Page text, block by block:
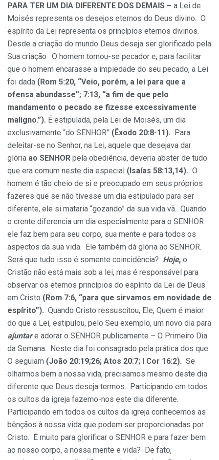
PARA TER UM DIA DIFERENTE DOS DEMAIS – a Lei de
Moisés representa os desejos eternos do Deus divino. O
espírito da Lei representa os princípios eternos divinos.
Desde a criação do mundo Deus deseja ser glorificado pela
Sua criação. O homem tornou-se pecador e, para facilitar
que o homem encarasse a impiedade do seu pecado, a Lei
foi dada (Rom 5:20, “Veio, porém, a lei para que a
ofensa abundasse”; 7:13, “a fim de que pelo
mandamento o pecado se fizesse excessivamente
maligno.”). É estipulada, pela Lei de Moisés, um dia
exclusivamente “do SENHOR” (Êxodo 20:8-11). Para
deleitar-se no Senhor, na Lei, aquele que desejava dar
glória ao SENHOR pela obediência, deveria abster de tudo
que era comum neste dia especial (Isaías 58:13,14). O
homem é tão cheio de si e preocupado em seus próprios
fazeres que se não tivesse um dia estipulado para ser
diferente, ele si mataria “gozando” da sua vida vã. Quando
o crente diferencia um dia especialmente para o SENHOR
ele faz bem para seu corpo, sua mente e para todos os
aspectos da sua vida. Ele também dá glória ao SENHOR.
Será que tudo isso é somente coincidência? Hoje, o
Cristão não está mais sob a lei, mas é responsável para
observar os eternos princípios do espírito da Lei de Deus
em Cristo (Rom 7:6, “para que sirvamos em novidade de
espírito”). Quando Cristo ressuscitou, Ele, Quem é maior
do que a Lei, estipulou, pelo Seu exemplo, um novo dia para
ajuntar e adorar o SENHOR publicamente – O Primeiro Dia
da Semana. Neste dia foi consagrado pela prática dos que
O seguiam (João 20:19;26; Atos 20:7; I Cor 16:2). Se
olharmos bem a nossa vida, precisamos mesmo deste dia
diferente que Deus deseja termos. Participando em todos
os cultos da igreja fazemo-nos este dia diferente.
Participando em todos os cultos da igreja conhecemos as
bênçãos à nossa vida que podem ser proporcionadas por
Cristo. É muito para glorificar o SENHOR e para fazer bem
ao nosso corpo, a nossa mente e vida? De fato,